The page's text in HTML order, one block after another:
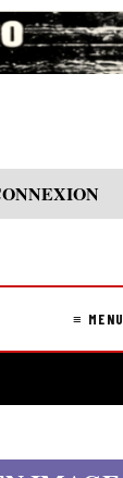
≡ MENU